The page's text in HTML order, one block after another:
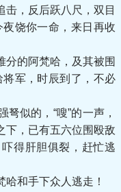
，反后跃八尺，双目
饶你一命，来日再收
的阿梵哈，及其被围
军，时辰到了，不必
似的，“嗖”的一声，
下，已有五六位围殴敌
得肝胆俱裂，赶忙逃
和手下众人逃走！